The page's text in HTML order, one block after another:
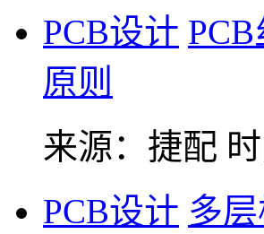
PCB设计
原则
来源：捷配
PCB设计 多